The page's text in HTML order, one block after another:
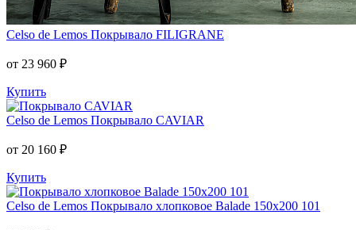
Celso de Lemos Покрывало FILIGRANE
от 23 960 ₽
Купить
Celso de Lemos Покрывало CAVIAR
от 20 160 ₽
Купить
Celso de Lemos Покрывало хлопковое Balade 150x200 101